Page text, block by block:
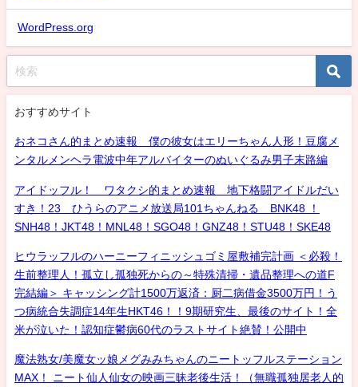
WordPress.org
おすすめサイト
おネコさん的まとめ速報 僕の彼女はエリーちゃん人形！豆腐メ
ンタルメンヘラ電波中年アルバイターのぬいぐるみ男子末路編
アイドッフル！ ワタクシ的まとめ速報 地下格闘アイドルだい
すき！23 ひうらのアニメ放送局101ちゃんねる BNK48 ！
SNH48！JKT48！MNL48！SGO48！GNZ48！STU48！SKE48
ヒウラッフルのハーニーフィニッシュゴミ屋敷補完計画 ＜必殺！
生前整理人！孤立し孤独死からの～特殊清掃・遺品整理への道F
完結編＞ キャッシング計1500万返済：厨二病借金3500万円！う
つ病統合失調症14年生HKT46！！9期研究生、最後のサイト！全
米が泣いた！認知症鬱病60代のラストサイト絶賛！公開中
魔法熟女/美魔女ッ娘メグみみちゃんのニートッフルステーション
MAX！ ニート仙人仙女の映画三昧老後生活！（無職孤独居老人的